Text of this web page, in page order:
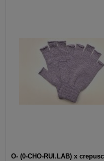
O- (0-CHO-RUI.LAB) x